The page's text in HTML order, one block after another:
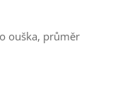
ouška, průměr